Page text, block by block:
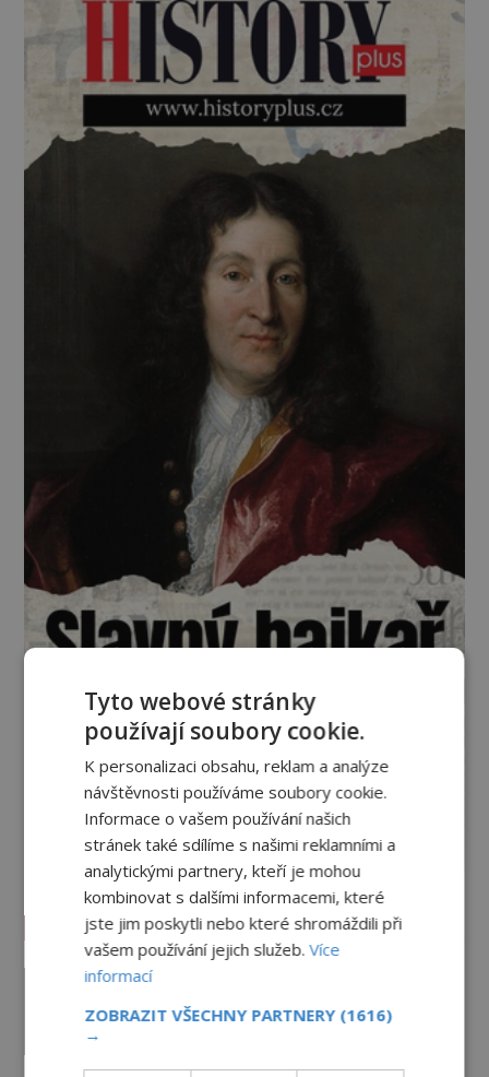
Vesmír a technologie
PREMIUM 7.8.2026 2.6TIS
Tyto webové stránky
používají soubory cookie.
K personalizaci obsahu, reklam a analýze
návštěvnosti používáme soubory cookie.
Informace o vašem používání našich
stránek také sdílíme s našimi reklamními a
analytickými partnery, kteří je mohou
kombinovat s dalšími informacemi, které
jste jim poskytli nebo které shromáždili při
vašem používání jejich služeb.Více
informací
ZOBRAZIT VŠECHNY PARTNERY (1616)
→